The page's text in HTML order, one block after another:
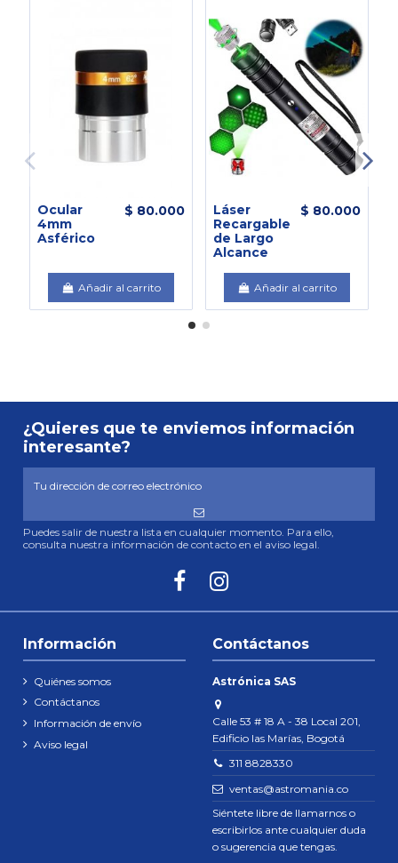
Ocular
4mm
Asférico
$ 80.000
Añadir al carrito
Láser
Recargable
de Largo
Alcance
$ 80.000
Añadir al carrito
¿Quieres que te enviemos información
interesante?
Puedes salir de nuestra lista en cualquier momento. Para ello,
consulta nuestra información de contacto en el aviso legal.
Información
Quiénes somos
Contáctanos
Información de envío
Aviso legal
Contáctanos
Astrónica SAS
Calle 53 # 18 A - 38 Local 201,
Edificio las Marías, Bogotá
311 8828330
ventas@astromania.co
Siéntete libre de llamarnos o
escribirlos ante cualquier duda
o sugerencia que tengas.